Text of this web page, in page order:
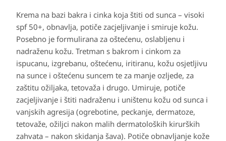
Krema na bazi bakra i cinka koja štiti od sunca – visoki
spf 50+, obnavlja, potiče zacjeljivanje i smiruje kožu.
Posebno je formulirana za oštećenu, oslabljenu i
nadraženu kožu. Tretman s bakrom i cinkom za
ispucanu, izgrebanu, oštećenu, iritiranu, kožu osjetljivu
na sunce i oštećenu suncem te za manje ozljede, za
zaštitu ožiljaka, tetovaža i drugo. Umiruje, potiče
zacjeljivanje i štiti nadraženu i uništenu kožu od sunca i
vanjskih agresija (ogrebotine, peckanje, dermatoze,
tetovaže, ožiljci nakon malih dermatoloških kirurških
zahvata – nakon skidanja šava). Potiče obnavljanje kože